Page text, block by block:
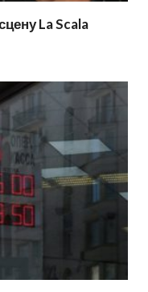
La Scala